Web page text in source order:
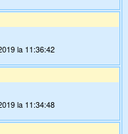
la 11:36:42
la 11:34:48